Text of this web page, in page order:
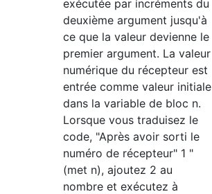
exécutée par incréments du
deuxième argument jusqu'à
ce que la valeur devienne le
premier argument. La valeur
numérique du récepteur est
entrée comme valeur initiale
dans la variable de bloc n.
Lorsque vous traduisez le
code, "Après avoir sorti le
numéro de récepteur" 1 "
(met n), ajoutez 2 au
nombre et exécutez à